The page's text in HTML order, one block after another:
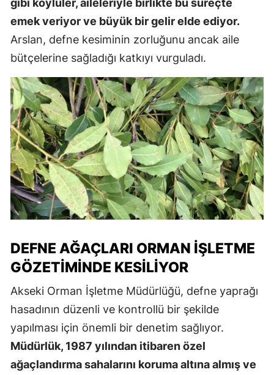
emek veriyor ve büyük bir gelir elde ediyor.
Arslan, defne kesiminin zorluğunu ancak aile
bütçelerine sağladığı katkıyı vurguladı.
DEFNE AĞAÇLARI ORMAN İŞLETME
GÖZETIMINDE KESILIYOR
Akseki Orman İşletme Müdürlüğü, defne yaprağı
hasadının düzenli ve kontrollü bir şekilde
yapılması için önemli bir denetim sağlıyor.
Müdürlük, 1987 yılından itibaren özel
ağaçlandırma sahalarını koruma altına almış ve